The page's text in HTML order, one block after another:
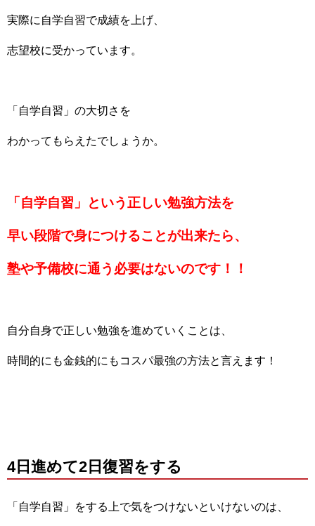
実際に自学自習で成績を上げ、
志望校に受かっています。
「自学自習」の大切さを
わかってもらえたでしょうか。
「自学自習」という正しい勉強方法を
早い段階で身につけることが出来たら、
塾や予備校に通う必要はないのです！！
自分自身で正しい勉強を進めていくことは、
時間的にも金銭的にもコスパ最強の方法と言えます！
4日進めて2日復習をする
「自学自習」をする上で気をつけないといけないのは、